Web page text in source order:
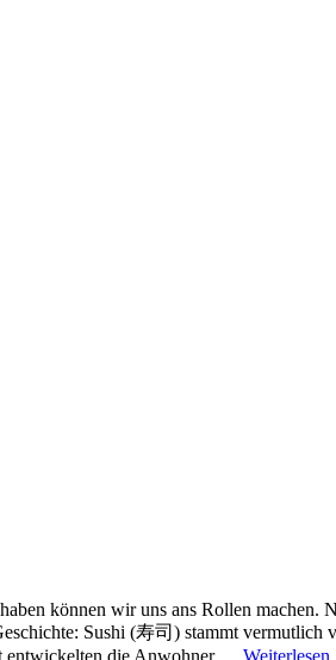
können wir uns ans Rollen machen.
Sushi (寿司) stammt
entwickelten die Anwohner … Weiterlesen